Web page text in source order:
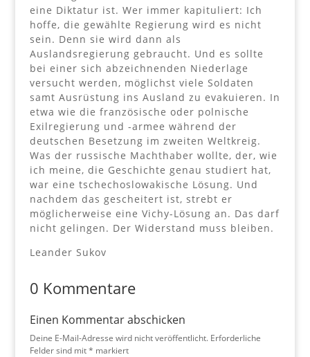
eine Diktatur ist. Wer immer kapituliert: Ich
hoffe, die gewählte Regierung wird es nicht
sein. Denn sie wird dann als
Auslandsregierung gebraucht. Und es sollte
bei einer sich abzeichnenden Niederlage
versucht werden, möglichst viele Soldaten
samt Ausrüstung ins Ausland zu evakuieren. In
etwa wie die französische oder polnische
Exilregierung und -armee während der
deutschen Besetzung im zweiten Weltkreig.
Was der russische Machthaber wollte, der, wie
ich meine, die Geschichte genau studiert hat,
war eine tschechoslowakische Lösung. Und
nachdem das gescheitert ist, strebt er
möglicherweise eine Vichy-Lösung an. Das darf
nicht gelingen. Der Widerstand muss bleiben.
Leander Sukov
0 Kommentare
Einen Kommentar abschicken
Deine E-Mail-Adresse wird nicht veröffentlicht. Erforderliche
Felder sind mit* markiert